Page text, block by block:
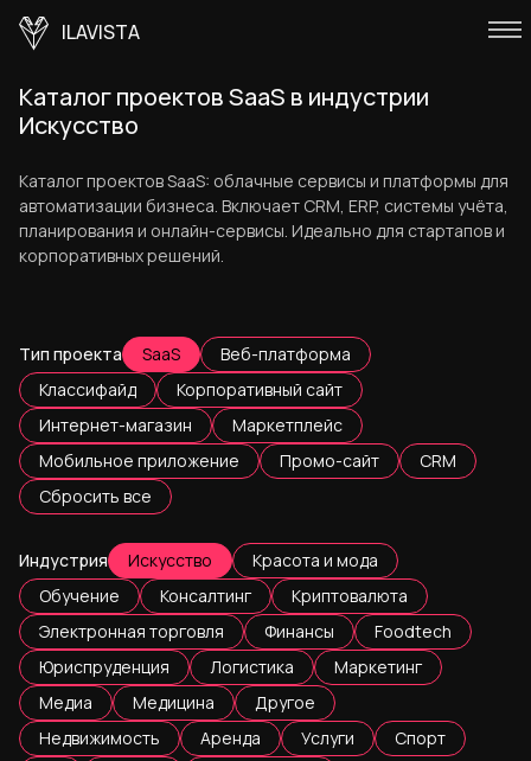
ILAVISTA
Каталог проектов SaaS в индустрии
Искусство
Каталог проектов SaaS: облачные сервисы и платформы для
автоматизации бизнеса. Включает CRM, ERP, системы учёта,
планирования и онлайн-сервисы. Идеально для стартапов и
корпоративных решений.
Тип проекта SaaS
Веб-платформа
Классифайд
Корпоративный сайт
Интернет-магазин
Маркетплейс
Мобильное приложение
Промо-сайт
CRM
Сбросить все
Индустрия Искусство
Красота и мода
Обучение
Консалтинг
Криптовалюта
Электронная торговля
Финансы
Foodtech
Юриспруденция
Логистика
Маркетинг
Медиа
Медицина
Другое
Недвижимость
Аренда Услуги
Спорт